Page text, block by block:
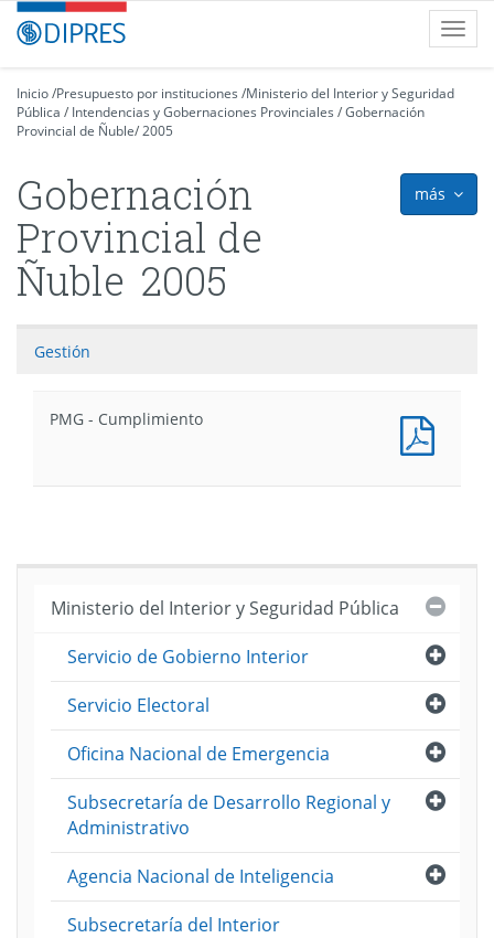
Contenido
principalDIPRES
-
de
Presupuestos
Inicio/Presupuesto por instituciones /Ministerio del Interior y Seguridad
Pública / Intendencias y Gobernaciones Provinciales /Gobernación
Provincial de Ñuble/2005
más
Gobernación
Provincial de
Ñuble 2005
Gestión
PMG - Cumplimiento
Ministerio del Interior y Seguridad Pública
Abrir
Servicio de Gobierno Interior
Abrir
Servicio Electoral
Abrir
Oficina Nacional de Emergencia
Abrir
Subsecretaría de Desarrollo Regional y
Administrativo
Abrir
Agencia Nacional de Inteligencia
Subsecretaría del Interior